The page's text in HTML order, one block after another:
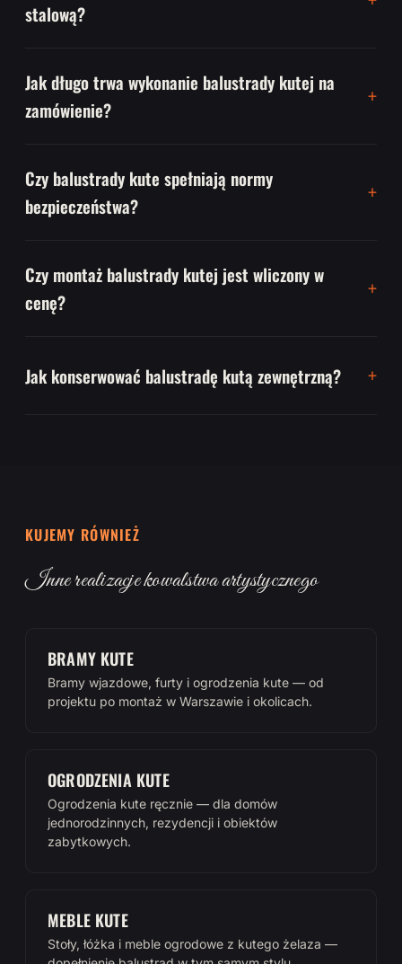
stalową?
Jak długo trwa wykonanie balustrady kutej na
zamówienie?
Czy balustrady kute spełniają normy
bezpieczeństwa?
Czy montaż balustrady kutej jest wliczony w
cenę?
Jak konserwować balustradę kutą zewnętrzną?
KUJEMY RÓWNIEŻ
Inne realizacje kowalstwa artystycznego
BRAMY KUTE
Bramy wjazdowe, furty i ogrodzenia kute — od
projektu po montaż w Warszawie i okolicach.
OGRODZENIA KUTE
Ogrodzenia kute ręcznie — dla domów
jednorodzinnych, rezydencji i obiektów
zabytkowych.
MEBLE KUTE
Stoły, łóżka i meble ogrodowe z kutego żelaza —